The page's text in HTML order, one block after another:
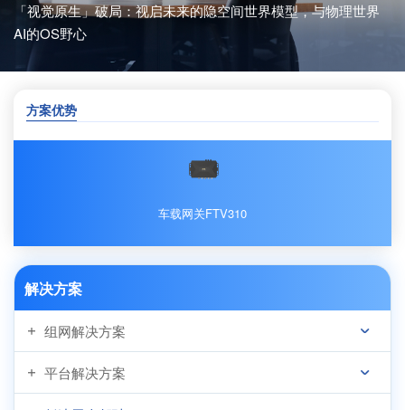
「视觉原生」破局：视启未来的隐空间世界模型，与物理世界
AI的OS野心
方案优势
车载网关FTV310
解决方案
组网解决方案
平台解决方案